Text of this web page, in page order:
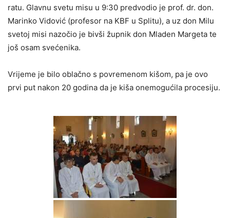
ratu. Glavnu svetu misu u 9:30 predvodio je prof. dr. don.
Marinko Vidović (profesor na KBF u Splitu), a uz don Milu
svetoj misi nazočio je bivši župnik don Mladen Margeta te
još osam svećenika.
Vrijeme je bilo oblačno s povremenom kišom, pa je ovo
prvi put nakon 20 godina da je kiša onemogućila procesiju.